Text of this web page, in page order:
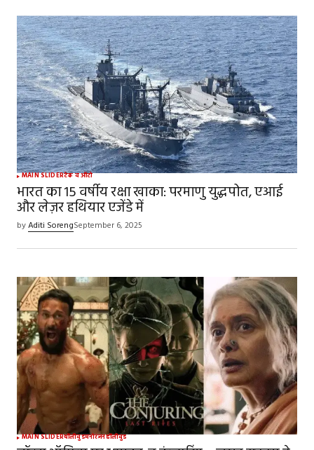
MAIN SLIDERटेक व ऑटो
भारत का 15 वर्षीय रक्षा खाका: परमाणु युद्धपोत, एआई
और लेज़र हथियार एजेंडे में
byAditi SorengSeptember 6, 2025
MAIN SLIDERबॉलीवुडमनोरंजनहॉलीवुड